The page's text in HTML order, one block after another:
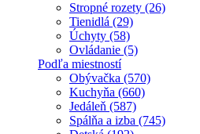
Stropné rozety (26)
Tienidlá (29)
Úchyty (58)
Ovládanie (5)
Podľa miestností
Obývačka (570)
Kuchyňa (660)
Jedáleň (587)
Spálňa a izba (745)